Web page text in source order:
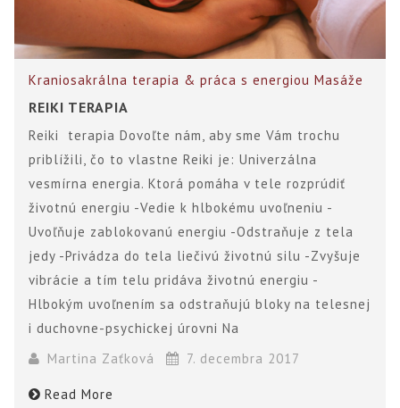
Kraniosakrálna terapia & práca s energiou Masáže
REIKI TERAPIA
Reiki terapia Dovoľte nám, aby sme Vám trochu
priblížili, čo to vlastne Reiki je: Univerzálna
vesmírna energia. Ktorá pomáha v tele rozprúdiť
životnú energiu -Vedie k hlbokému uvoľneniu -
Uvoľňuje zablokovanú energiu -Odstraňuje z tela
jedy -Privádza do tela liečivú životnú silu -Zvyšuje
vibrácie a tím telu pridáva životnú energiu -
Hlbokým uvoľnením sa odstraňujú bloky na telesnej
i duchovne-psychickej úrovni Na
Martina Zaťková
7. decembra 2017
Read More